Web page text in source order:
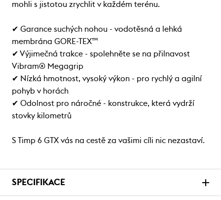
mohli s jistotou zrychlit v každém terénu.
✔ Garance suchých nohou - vodotěsná a lehká
membrána GORE-TEX™
✔ Výjimečná trakce - spolehněte se na přilnavost
Vibram® Megagrip
✔ Nízká hmotnost, vysoký výkon - pro rychlý a agilní
pohyb v horách
✔ Odolnost pro náročné - konstrukce, která vydrží
stovky kilometrů
S Timp 6 GTX vás na cestě za vašimi cíli nic nezastaví.
SPECIFIKACE